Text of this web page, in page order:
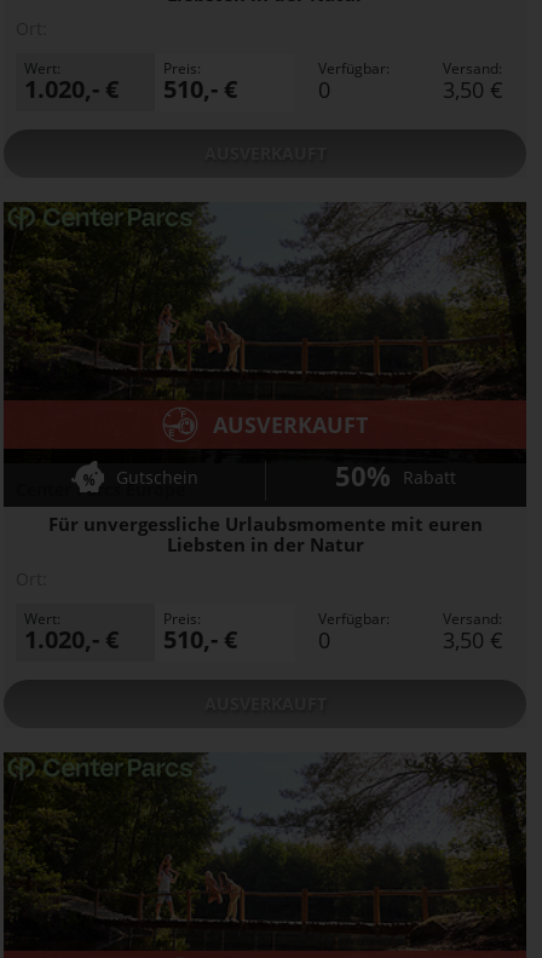
Wert:
1.020,- €
Preis:
510,- €
Verfügbar:
0
Versand:
3,50 €
Center Parcs Europe
Für unvergessliche Urlaubsmomente mit euren
Liebsten in der Natur
AUSVERKAUFT
Gutschein 50% Rabatt
Wert:
1.020,- €
Preis:
510,- €
Verfügbar:
0
Versand:
3,50 €